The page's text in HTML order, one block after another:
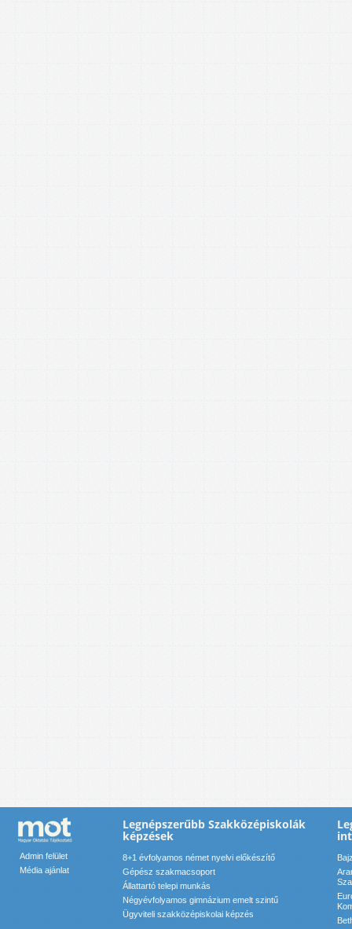
Admin felület
Média ajánlat
Legnépszerűbb Szakközépiskolák
képzések
8+1 évfolyamos német nyelvi előkészítő
Gépész szakmacsoport
Állattartó telepi munkás
Négyévfolyamos gimnázium emelt szintű
Ügyviteli szakközépiskolai képzés